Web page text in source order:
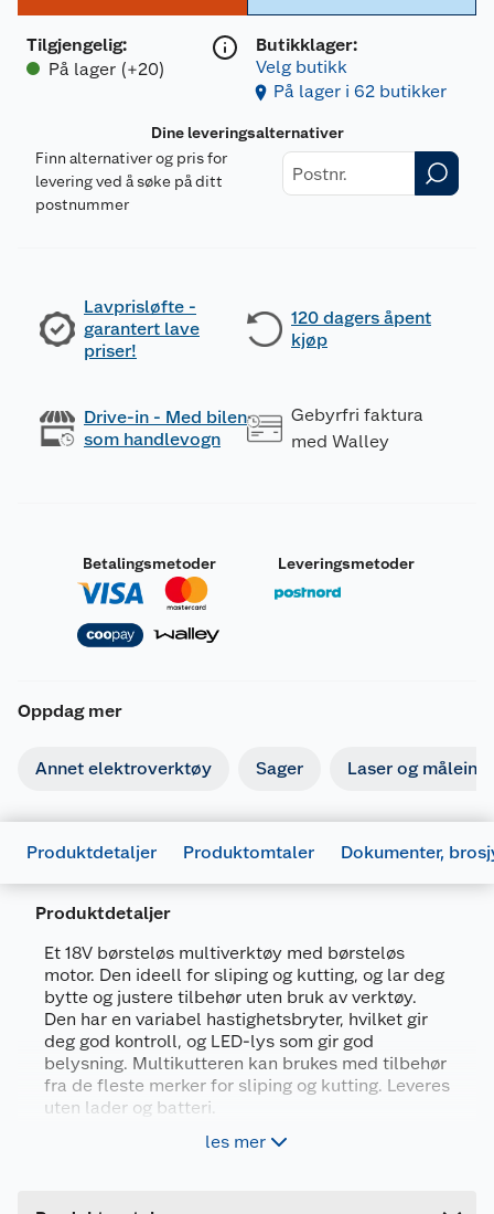
Tilgjengelig:
På lager (+20)
Butikklager:
Velg butikk
På lager i 62 butikker
Dine leveringsalternativer
Finn alternativer og pris for
levering ved å søke på ditt
postnummer
Lavprisløfte -
garantert lave
priser!
120 dagers åpent
kjøp
Drive-in - Med bilen
som handlevogn
Gebyrfri faktura
med Walley
Betalingsmetoder Leveringsmetoder
Oppdag mer
Annet elektroverktøy Sager Laser og
Produktdetaljer Produktomtaler Dokumenter,
Produktdetaljer
Et 18V børsteløs multiverktøy med børsteløs
motor. Den ideell for sliping og kutting, og lar deg
bytte og justere tilbehør uten bruk av verktøy.
Den har en variabel hastighetsbryter, hvilket gir
deg god kontroll, og LED-lys som gir god
belysning. Multikutteren kan brukes med tilbehør
fra de fleste merker for sliping og kutting. Leveres
uten lader og batteri.
Svingningshastighet: 0 - 20 000 slag/min
les mer
Generelt
Artikkelnummer
Leverandørens artikkelnummer